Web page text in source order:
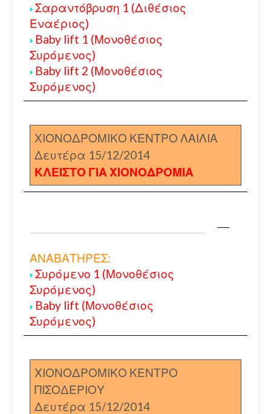
Σαραντόβρυση 1 (Διθέσιος
Εναέριος)
Baby lift 1 (Μονοθέσιος
Συρόμενος)
Baby lift 2 (Μονοθέσιος
Συρόμενος)
ΧΙΟΝΟΔΡΟΜΙΚΟ ΚΕΝΤΡΟ ΛΑΙΛΙΑ
Δευτέρα 15/12/2014
ΚΛΕΙΣΤΟ ΓΙΑ ΧΙΟΝΟΔΡΟΜΙΑ
ΑΝΑΒΑΤΗΡΕΣ:
Συρόμενο 1 (Μονοθέσιος
Συρόμενος)
Baby lift (Μονοθέσιος
Συρόμενος)
ΧΙΟΝΟΔΡΟΜΙΚΟ ΚΕΝΤΡΟ
ΠΙΣΟΔΕΡΙΟΥ
Δευτέρα 15/12/2014